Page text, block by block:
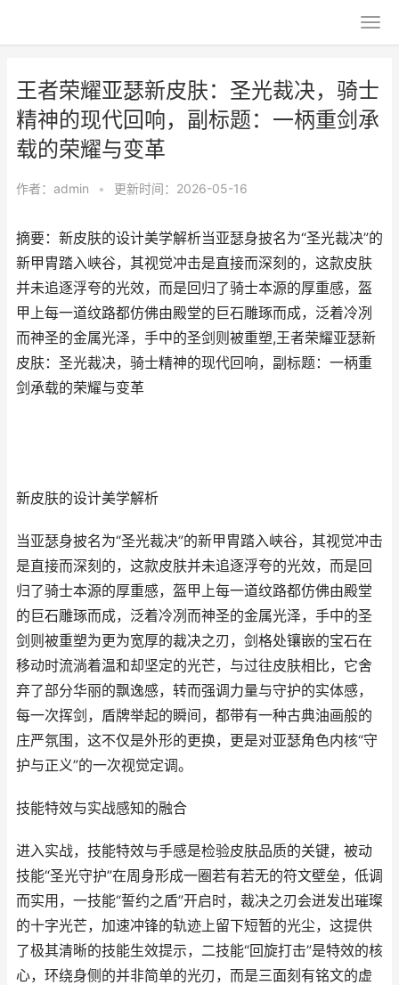
王者荣耀亚瑟新皮肤：圣光裁决，骑士
精神的现代回响，副标题：一柄重剑承
载的荣耀与变革
作者： admin • 更新时间：2026-05-16
摘要：新皮肤的设计美学解析当亚瑟身披名为“圣光裁决”的
新甲胄踏入峡谷，其视觉冲击是直接而深刻的，这款皮肤
并未追逐浮夸的光效，而是回归了骑士本源的厚重感，盔
甲上每一道纹路都仿佛由殿堂的巨石雕琢而成，泛着冷冽
而神圣的金属光泽，手中的圣剑则被重塑,王者荣耀亚瑟新
皮肤：圣光裁决，骑士精神的现代回响，副标题：一柄重
剑承载的荣耀与变革
新皮肤的设计美学解析
当亚瑟身披名为“圣光裁决”的新甲胄踏入峡谷，其视觉冲击
是直接而深刻的，这款皮肤并未追逐浮夸的光效，而是回
归了骑士本源的厚重感，盔甲上每一道纹路都仿佛由殿堂
的巨石雕琢而成，泛着冷冽而神圣的金属光泽，手中的圣
剑则被重塑为更为宽厚的裁决之刃，剑格处镶嵌的宝石在
移动时流淌着温和却坚定的光芒，与过往皮肤相比，它舍
弃了部分华丽的飘逸感，转而强调力量与守护的实体感，
每一次挥剑，盾牌举起的瞬间，都带有一种古典油画般的
庄严氛围，这不仅是外形的更换，更是对亚瑟角色内核“守
护与正义”的一次视觉定调。
技能特效与实战感知的融合
进入实战，技能特效与手感是检验皮肤品质的关键，被动
技能“圣光守护”在周身形成一圈若有若无的符文壁垒，低调
而实用，一技能“誓约之盾”开启时，裁决之刃会迸发出璀璨
的十字光芒，加速冲锋的轨迹上留下短暂的光尘，这提供
了极其清晰的技能生效提示，二技能“回旋打击”是特效的核
心，环绕身侧的并非简单的光刃，而是三面刻有铭文的虚